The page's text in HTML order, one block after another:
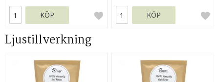
KÖP KÖP
Ljustillverkning